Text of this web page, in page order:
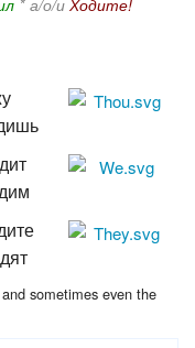
sometimes even the